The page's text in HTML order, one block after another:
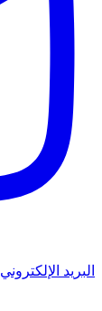
البريد الإلكتروني